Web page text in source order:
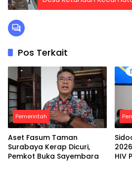
Dinas PUPR Kabupaten
Pos Terkait
Pemerintah
Aset Fasum Taman
Surabaya Kerap Dicuri,
Pemkot Buka Sayembara
HIV